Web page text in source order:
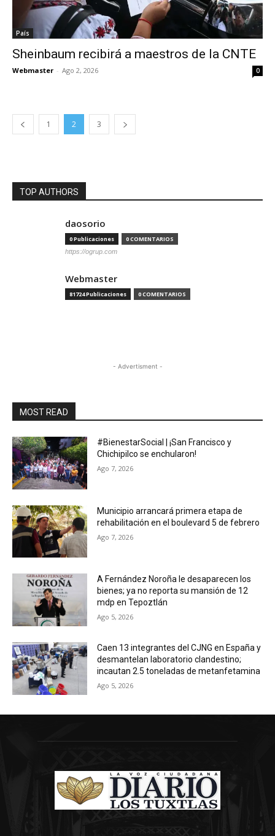
País
Sheinbaum recibirá a maestros de la CNTE
Webmaster - Ago 2, 2026 0
1 2 3
TOP AUTHORS
daosorio
0 Publicaciones 0 COMENTARIOS
https://ogrup.com
Webmaster
81724 Publicaciones 0 COMENTARIOS
- Advertisment -
MOST READ
#BienestarSocial | ¡San Francisco y
Chichipilco se enchularon!
Ago 7, 2026
Municipio arrancará primera etapa de
rehabilitación en el boulevard 5 de febrero
Ago 7, 2026
A Fernández Noroña le desaparecen los
bienes; ya no reporta su mansión de 12
mdp en Tepoztlán
Ago 5, 2026
Caen 13 integrantes del CJNG en España y
desmantelan laboratorio clandestino;
incautan 2.5 toneladas de metanfetamina
Ago 5, 2026